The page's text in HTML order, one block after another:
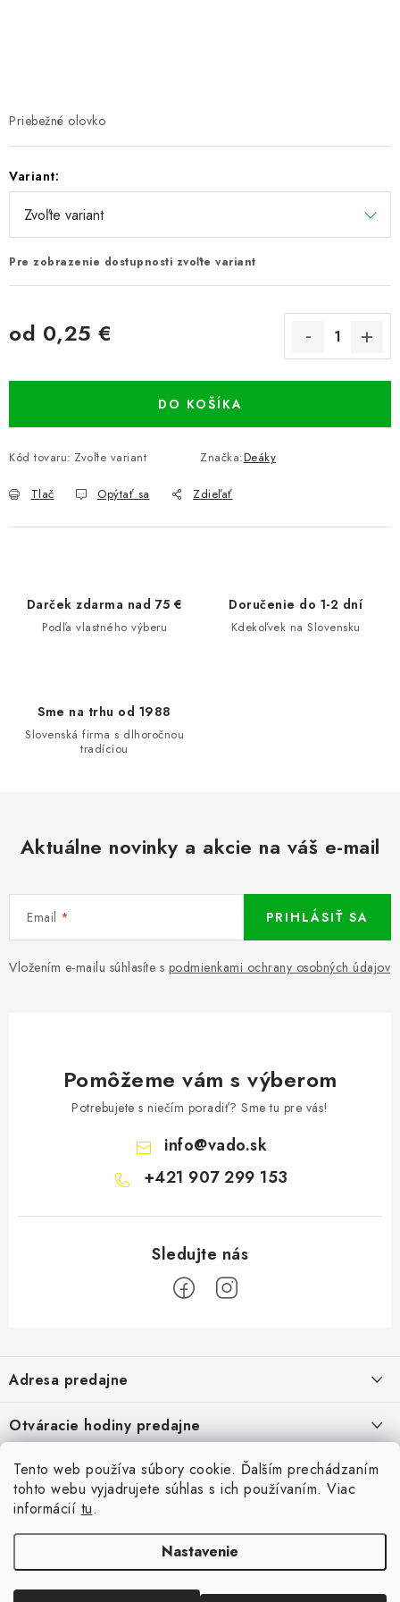
Tento web používa súbory cookie. Ďalším prechádzaním
tohto webu vyjadrujete súhlas s ich používaním. Viac
informácií tu.
Nastavenie
PRÚTY
KONTAKTY
Navštívte našu predajňu vo Dvoroch nad Žitavou »
Priebežné olovko
Variant:
Pre zobrazenie dostupnosti zvoľte variant
od 0,25 €
DO KOŠÍKA
Kód tovaru: Zvoľte variant Značka:Deáky
Tlač Opýtať sa Zdieľať
Darček zdarma nad 75 €
Podľa vlastného výberu
Doručenie do 1-2 dní
Kdekoľvek na Slovensku
Sme na trhu od 1988
Slovenská firma s dlhoročnou
tradíciou
Aktuálne novinky a akcie na váš e-mail
Email
Vložením e-mailu súhlasíte s podmienkami ochrany osobných údajov
PRIHLÁSIŤ SA
Pomôžeme vám s výberom
Potrebujete s niečím poradiť? Sme tu pre vás!
info@vado.sk
+421 907 299 153
p
ä
t
Adresa predajne
Pekárska 4, 941 31 Dvory nad Žitavou
Pozrite si Google mapu
Pozrieť detail mapy »
Otváracie hodiny predajne
Sobota, Nedeľa: Zatvorené
Informácie pre Vás
Napíšte nám
Obchodné podmienky
Ochrana osobných údajov
Facebook